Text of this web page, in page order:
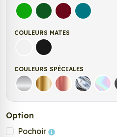
Vert clairVert FoncéBordeauxTurquoise
COULEURS MATES
Blanc matNoir mat
COULEURS SPÉCIALES
Argent Or Rose Gold
Chrome
Option
Pochoir